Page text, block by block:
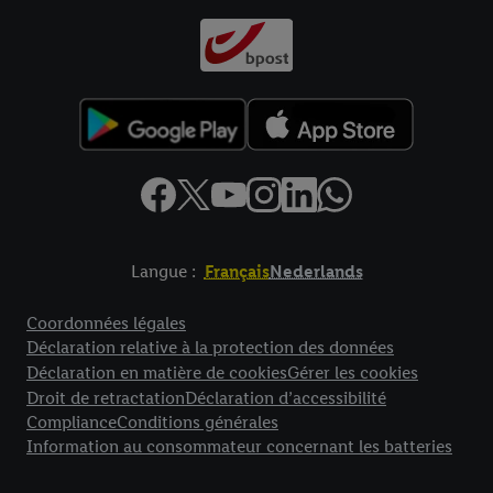
Langue : FrançaisNederlands
Coordonnées légales
Déclaration relative à la protection des données
Déclaration en matière de cookiesGérer les cookies
Droit de retractationDéclaration d’accessibilité
ComplianceConditions générales
Information au consommateur concernant les batteries